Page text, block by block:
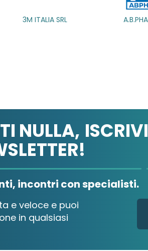
NULLA,
incontri con specialisti.
e veloce e puoi
in qualsiasi